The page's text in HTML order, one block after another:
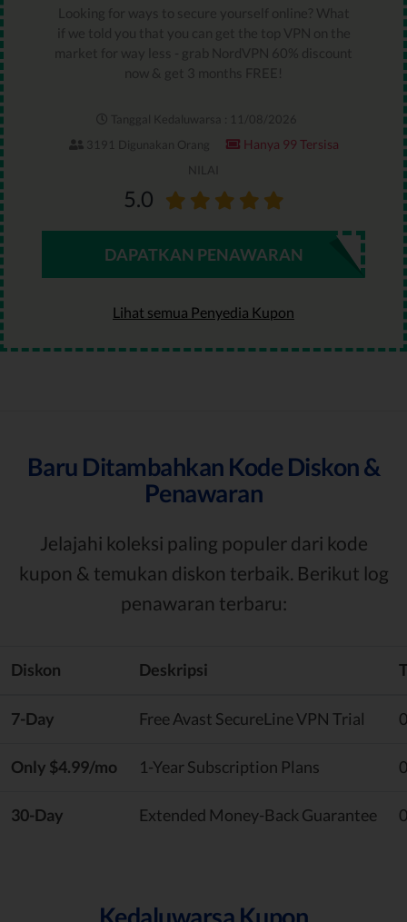
Looking for ways to secure yourself online? What
if we told you that you can get the top VPN on the
market for way less - grab NordVPN 60% discount
now & get 3 months FREE!
Tanggal Kedaluwarsa : 11/08/2026
3191 Digunakan Orang
Hanya 99 Tersisa
NILAI
5.0
DAPATKAN PENAWARAN
Lihat semua Penyedia Kupon
Baru Ditambahkan Kode Diskon &
Penawaran
Jelajahi koleksi paling populer dari kode
kupon & temukan diskon terbaik. Berikut log
penawaran terbaru:
Diskon Deskripsi
7-Day Free Avast SecureLine VPN Trial
Only $4.99/mo 1-Year Subscription Plans
30-Day Extended Money-Back Guarantee